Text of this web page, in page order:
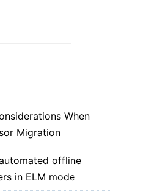
When
Migration
offline
in ELM mode